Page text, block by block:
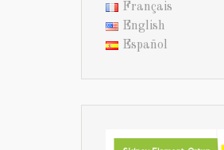
Français
English
Español